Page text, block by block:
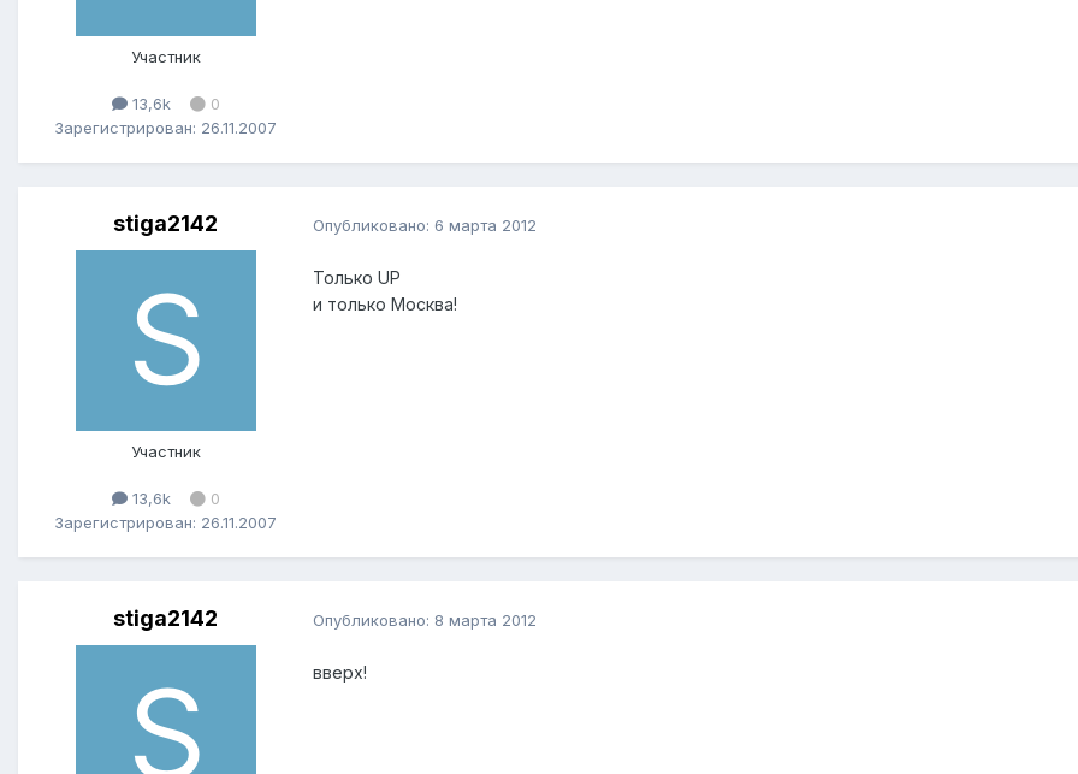
Участник
13,6k
0
Зарегистрирован: 26.11.2007
stiga2142
Участник
13,6k
0
Зарегистрирован: 26.11.2007
Опубликовано: 6 марта 2012
Только UP
и только Москва!
stiga2142 Опубликовано: 8 марта 2012
вверх!